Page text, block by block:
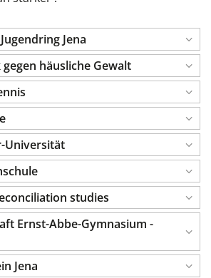
Jena
häusliche Gewalt
Universität
studies
Ernst-Abbe-Gymnasium -
Jena